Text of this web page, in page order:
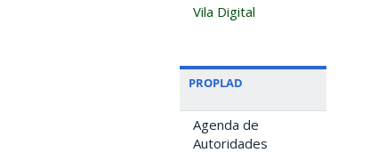
Vila Digital
PROPLAD
Agenda de
Autoridades